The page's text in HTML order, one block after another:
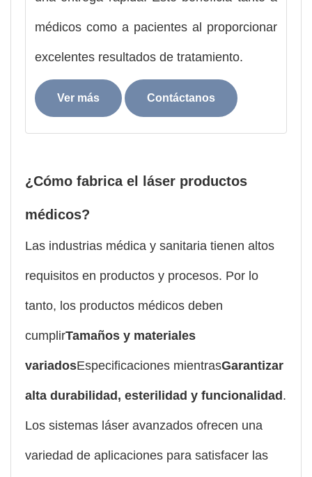
médicos como a pacientes al proporcionar
excelentes resultados de tratamiento.
Ver más Contáctanos
¿Cómo fabrica el láser productos
médicos?
Las industrias médica y sanitaria tienen altos
requisitos en productos y procesos. Por lo
tanto, los productos médicos deben
cumplirTamaños y materiales
variadosEspecificaciones mientrasGarantizar
alta durabilidad, esterilidad y funcionalidad.
Los sistemas láser avanzados ofrecen una
variedad de aplicaciones para satisfacer las